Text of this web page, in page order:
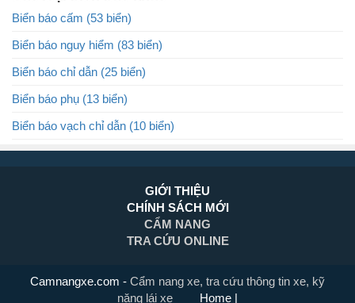
Biển báo cấm (53 biển)
Biển báo nguy hiểm (83 biển)
Biển báo chỉ dẫn (25 biển)
Biển báo phụ (13 biển)
Biển báo vạch chỉ dẫn (10 biển)
GIỚI THIỆU
CHÍNH SÁCH MỚI
CẨM NANG
TRA CỨU ONLINE
Camnangxe.com - Cẩm nang xe, tra cứu thông tin xe, kỹ
năng lái xe
Home |